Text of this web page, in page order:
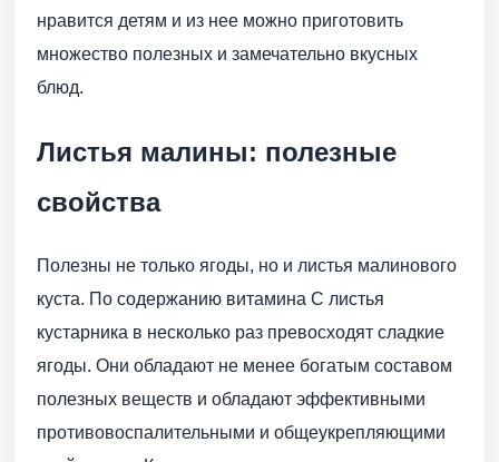
нравится детям и из нее можно приготовить
множество полезных и замечательно вкусных
блюд.
Листья малины: полезные
свойства
Полезны не только ягоды, но и листья малинового
куста. По содержанию витамина С листья
кустарника в несколько раз превосходят сладкие
ягоды. Они обладают не менее богатым составом
полезных веществ и обладают эффективными
противовоспалительными и общеукрепляющими